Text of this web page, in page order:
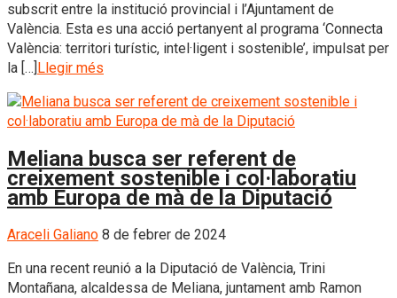
subscrit entre la institució provincial i l’Ajuntament de
València. Esta es una acció pertanyent al programa ‘Connecta
València: territori turístic, intel·ligent i sostenible’, impulsat per
la […] Llegir més
Meliana busca ser referent de
creixement sostenible i col·laboratiu
amb Europa de mà de la Diputació
Araceli Galiano 8 de febrer de 2024
En una recent reunió a la Diputació de València, Trini
Montañana, alcaldessa de Meliana, juntament amb Ramon